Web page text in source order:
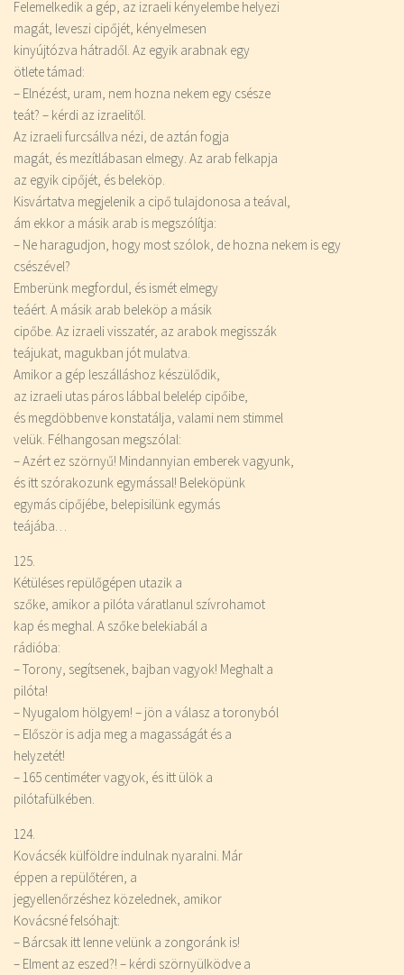
Felemelkedik a gép, az izraeli kényelembe helyezi
magát, leveszi cipőjét, kényelmesen
kinyújtózva hátradől. Az egyik arabnak egy
ötlete támad:
– Elnézést, uram, nem hozna nekem egy csésze
teát? – kérdi az izraelitől.
Az izraeli furcsállva nézi, de aztán fogja
magát, és mezítlábasan elmegy. Az arab felkapja
az egyik cipőjét, és beleköp.
Kisvártatva megjelenik a cipő tulajdonosa a teával,
ám ekkor a másik arab is megszólítja:
– Ne haragudjon, hogy most szólok, de hozna nekem is egy
csészével?
Emberünk megfordul, és ismét elmegy
teáért. A másik arab beleköp a másik
cipőbe. Az izraeli visszatér, az arabok megisszák
teájukat, magukban jót mulatva.
Amikor a gép leszálláshoz készülődik,
az izraeli utas páros lábbal belelép cipőibe,
és megdöbbenve konstatálja, valami nem stimmel
velük. Félhangosan megszólal:
– Azért ez szörnyű! Mindannyian emberek vagyunk,
és itt szórakozunk egymással! Beleköpünk
egymás cipőjébe, belepisilünk egymás
teájába…
125.
Kétüléses repülőgépen utazik a
szőke, amikor a pilóta váratlanul szívrohamot
kap és meghal. A szőke belekiabál a
rádióba:
– Torony, segítsenek, bajban vagyok! Meghalt a
pilóta!
– Nyugalom hölgyem! – jön a válasz a toronyból
– Először is adja meg a magasságát és a
helyzetét!
– 165 centiméter vagyok, és itt ülök a
pilótafülkében.
124.
Kovácsék külföldre indulnak nyaralni. Már
éppen a repülőtéren, a
jegyellenőrzéshez közelednek, amikor
Kovácsné felsóhajt:
– Bárcsak itt lenne velünk a zongoránk is!
– Elment az eszed?! – kérdi szörnyülködve a